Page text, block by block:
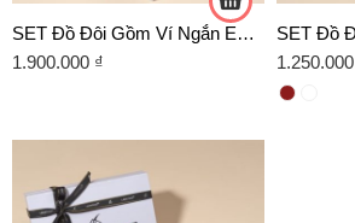
SET Đồ Đôi Gồm Ví Ngắn EPI Và Ví Dài Lamia chính Hãng Lavatino
1.900.000 ₫ 1.250.000